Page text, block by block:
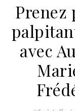
Prenez
avec